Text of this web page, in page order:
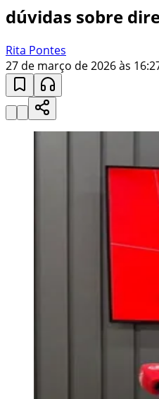
dúvidas sobre
Rita Pontes
27 de março de 2026 às